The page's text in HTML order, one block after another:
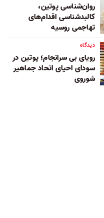
روان‌شناسی پوتین،
کالبدشناسی اقدام‌های
تهاجمی روسیه
دیدگاه
رویای بی سرانجام؛ پوتین در
سودای احیای اتحاد جماهیر
شوروی